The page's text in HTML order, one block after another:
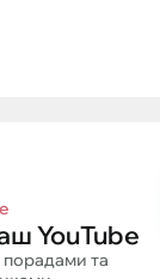
YouTube
та